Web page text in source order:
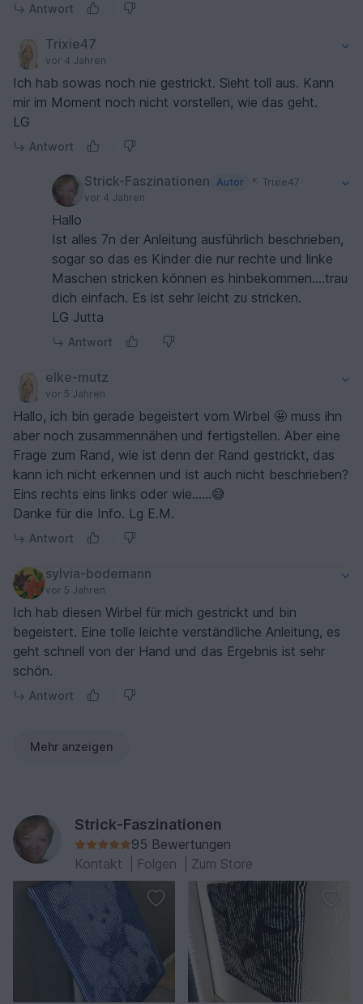
Antwort
Trixie47
vor 4 Jahren
Ich hab sowas noch nie gestrickt. Sieht toll aus. Kann
mir im Moment noch nicht vorstellen, wie das geht.
LG
Antwort
Strick-Faszinationen Autor
Trixie47
vor 4 Jahren
Hallo
Ist alles 7n der Anleitung ausführlich beschrieben,
sogar so das es Kinder die nur rechte und linke
Maschen stricken können es hinbekommen....trau
dich einfach. Es ist sehr leicht zu stricken.
LG Jutta
Antwort
elke-mutz
vor 5 Jahren
Hallo, ich bin gerade begeistert vom Wirbel 🤩 muss ihn
aber noch zusammennähen und fertigstellen. Aber eine
Frage zum Rand, wie ist denn der Rand gestrickt, das
kann ich nicht erkennen und ist auch nicht beschrieben?
Eins rechts eins links oder wie......😅
Danke für die Info. Lg E.M.
Antwort
sylvia-bodemann
vor 5 Jahren
Ich hab diesen Wirbel für mich gestrickt und bin
begeistert. Eine tolle leichte verständliche Anleitung, es
geht schnell von der Hand und das Ergebnis ist sehr
schön.
Antwort
Mehr anzeigen
Strick-Faszinationen
95 Bewertungen
Kontakt
Folgen Zum Store